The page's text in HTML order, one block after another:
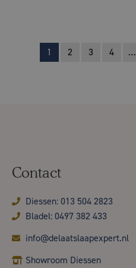
1 2 3 4 …
Contact
Diessen: 013 504 2823
Bladel: 0497 382 433
info@delaatslaapexpert.nl
Showroom Diessen